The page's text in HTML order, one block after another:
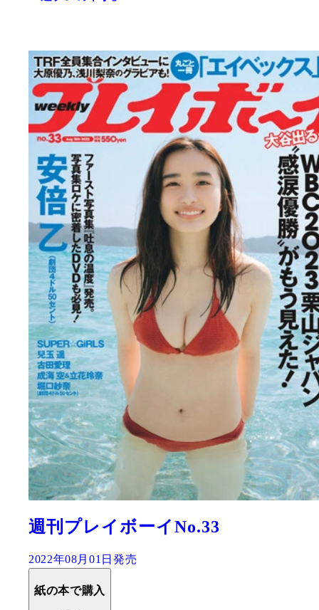
週刊プレイボーイNo.33
2022年08月01日発売
紙の本で購入